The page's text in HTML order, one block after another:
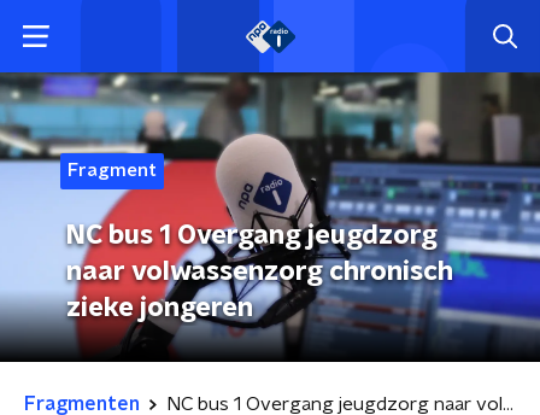
Fragment
NC bus 1 Overgang jeugdzorg
naar volwassenzorg chronisch
zieke jongeren
Fragmenten NC bus 1 Overgang jeugdzorg naar volwassenzorg chronisch zieke jongeren